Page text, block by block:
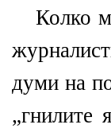
Колко
думи на
„гнилите